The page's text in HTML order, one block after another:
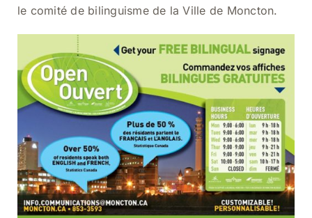
le comité de bilinguisme de la Ville de Moncton.